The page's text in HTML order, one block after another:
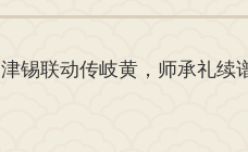
津锡联动传岐黄，师承礼